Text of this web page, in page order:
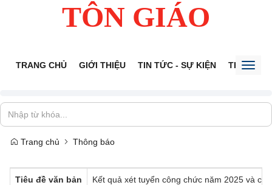
TÔN GIÁO
TRANG CHỦ GIỚI THIỆU TIN TỨC - SỰ KIỆN THÔNG
Trang chủ Thông báo
Tiêu đề văn bản Kết quả xét tuyển công chức năm 2025 và